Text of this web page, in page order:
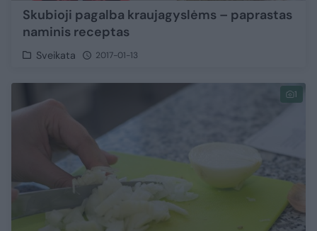
Skubioji pagalba kraujagyslėms – paprastas
naminis receptas
Sveikata 2017-01-13
1